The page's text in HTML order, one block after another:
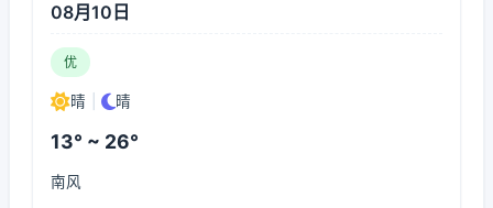
08月10日
优
晴 晴
13° ~ 26°
南风